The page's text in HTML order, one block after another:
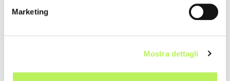
Marketing
Mostra dettagli